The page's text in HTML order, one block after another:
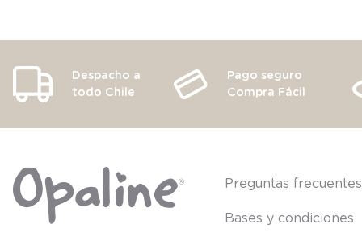
Despacho a
todo Chile
Pago seguro
Compra Fácil
Preguntas frecuentes
Bases y condiciones